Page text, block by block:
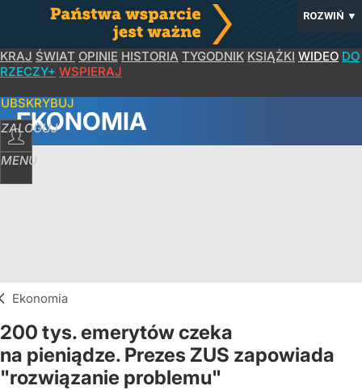
ROZWIŃ ▼
KRAJ ŚWIAT OPINIE HISTORIA TYGODNIK KSIĄŻKI WIDEO DO
RZECZY+ WSPIERAJ
ZALOGUJ
MENU
EKONOMIA
Ekonomia
200 tys. emerytów czeka
na pieniądze. Prezes ZUS zapowiada
"rozwiązanie problemu"